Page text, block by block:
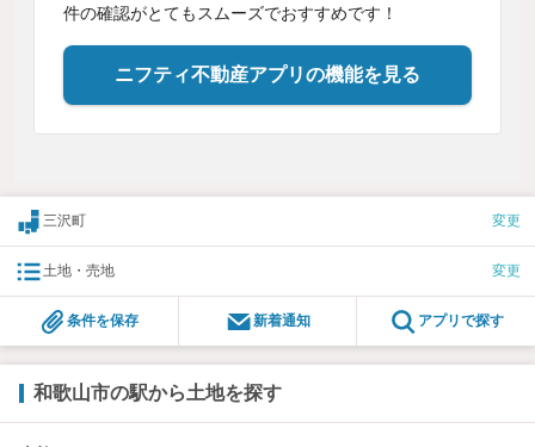
件の確認がとてもスムーズでおすすめです！
ニフティ不動産アプリの機能を見る
三沢町 変更
土地・売地 変更
条件を保存 新着通知 アプリで探す
和歌山市の駅から土地を探す